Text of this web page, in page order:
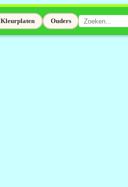
Kleurplaten Ouders